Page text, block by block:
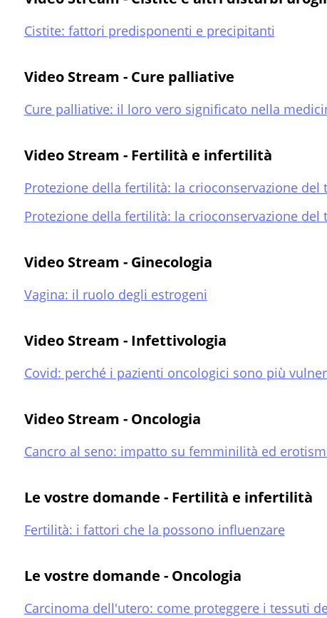
Cistite: fattori predisponenti e precipitanti
Video Stream - Cure palliative
Cure palliative: il loro vero significato nella
Video Stream - Fertilità e infertilità
Protezione della fertilità: la crioconservazione del
Protezione della fertilità: la crioconservazione del
Video Stream - Ginecologia
Vagina: il ruolo degli estrogeni
Video Stream - Infettivologia
Covid: perché i pazienti oncologici sono più
Video Stream - Oncologia
Cancro al seno: impatto su femminilità ed
Le vostre domande - Fertilità e infertilità
Fertilità: i fattori che la possono influenzare
Le vostre domande - Oncologia
Carcinoma dell'utero: come proteggere i tessuti